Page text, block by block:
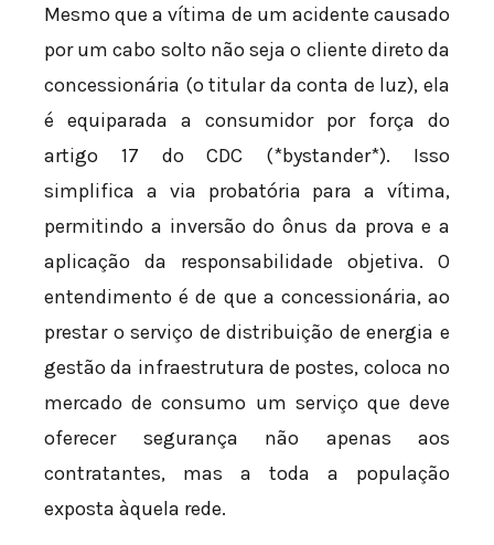
Mesmo que a vítima de um acidente causado
por um cabo solto não seja o cliente direto da
concessionária (o titular da conta de luz), ela
é equiparada a consumidor por força do
artigo 17 do CDC (*bystander*). Isso
simplifica a via probatória para a vítima,
permitindo a inversão do ônus da prova e a
aplicação da responsabilidade objetiva. O
entendimento é de que a concessionária, ao
prestar o serviço de distribuição de energia e
gestão da infraestrutura de postes, coloca no
mercado de consumo um serviço que deve
oferecer segurança não apenas aos
contratantes, mas a toda a população
exposta àquela rede.